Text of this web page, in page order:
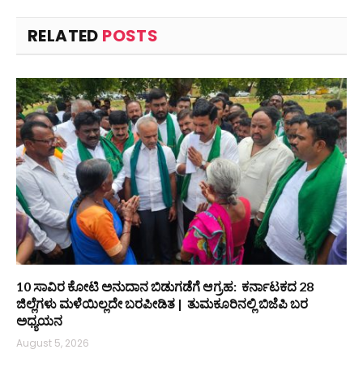
RELATED POSTS
10 ಸಾವಿರ ಕೋಟಿ ಅನುದಾನ ಬಿಡುಗಡೆಗೆ ಆಗ್ರಹ: ಕರ್ನಾಟಕದ 28
ಜಿಲ್ಲೆಗಳು ಮಳೆಯಿಲ್ಲದೇ ಬರಪೀಡಿತ | ತುಮಕೂರಿನಲ್ಲಿ ಬಿಜೆಪಿ ಬರ
ಅಧ್ಯಯನ
August 5, 2026